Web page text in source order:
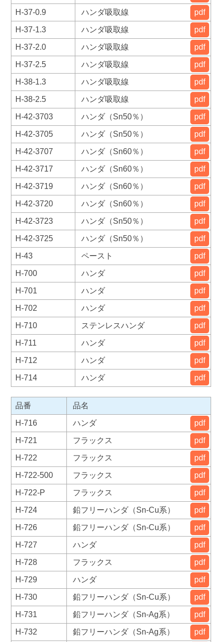
H-37-0.9 ハンダ吸取線 pdf
H-37-1.3 ハンダ吸取線 pdf
H-37-2.0 ハンダ吸取線 pdf
H-37-2.5 ハンダ吸取線 pdf
H-38-1.3 ハンダ吸取線 pdf
H-38-2.5 ハンダ吸取線 pdf
H-42-3703 ハンダ（Sn50％） pdf
H-42-3705 ハンダ（Sn50％） pdf
H-42-3707 ハンダ（Sn60％） pdf
H-42-3717 ハンダ（Sn60％） pdf
H-42-3719 ハンダ（Sn60％） pdf
H-42-3720 ハンダ（Sn60％） pdf
H-42-3723 ハンダ（Sn50％） pdf
H-42-3725 ハンダ（Sn50％） pdf
H-43 ペースト pdf
H-700 ハンダ pdf
H-701 ハンダ pdf
H-702 ハンダ pdf
H-710 ステンレスハンダ pdf
H-711 ハンダ pdf
H-712 ハンダ pdf
H-714 ハンダ pdf
品番 品名
H-716 ハンダ pdf
H-721 フラックス pdf
H-722 フラックス pdf
H-722-500 フラックス pdf
H-722-P フラックス pdf
H-724 鉛フリーハンダ（Sn-Cu系） pdf
H-726 鉛フリーハンダ（Sn-Cu系） pdf
H-727 ハンダ pdf
H-728 フラックス pdf
H-729 ハンダ pdf
H-730 鉛フリーハンダ（Sn-Cu系） pdf
H-731 鉛フリーハンダ（Sn-Ag系） pdf
H-732 鉛フリーハンダ（Sn-Ag系） pdf